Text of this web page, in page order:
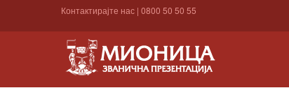
Контактирајте нас | 0800 50 50 55